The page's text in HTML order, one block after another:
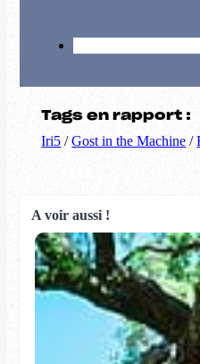
Tags en rapport :
Iri5 /Gost in the Machine /
A voir aussi !